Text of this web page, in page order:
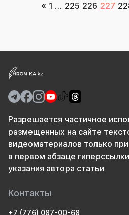
« 1 … 225 226 227
Разрешается частичное
размещенных на сайте
видеоматериалов только
в первом абзаце
указания автора статьи
Контакты
+7 (776) 087-00-68